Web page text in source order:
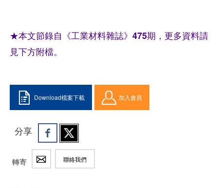
★本文節錄自《工業材料雜誌》475期，更多資料請
見下方附檔。
Download檔案下載 加入會員
分享
轉寄 聯絡我們